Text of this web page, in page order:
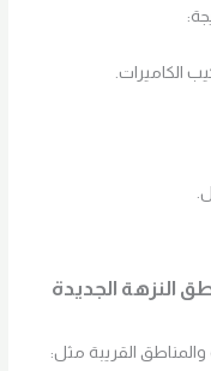
الكاميرات.
النزهة الجديدة
القريبة مثل: